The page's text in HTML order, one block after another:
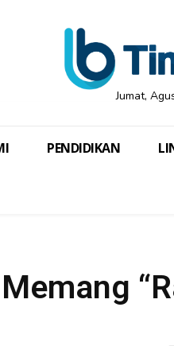
Jumat,
PENDIDIKAN